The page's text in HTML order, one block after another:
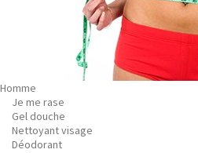
Homme
Je me rase
Gel douche
Nettoyant visage
Déodorant